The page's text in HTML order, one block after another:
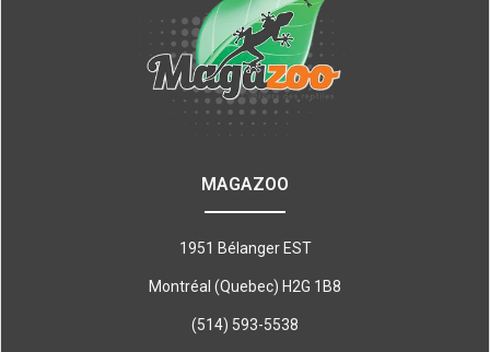
MAGAZOO
1951 Bélanger EST
Montréal (Quebec) H2G 1B8
(514) 593-5538